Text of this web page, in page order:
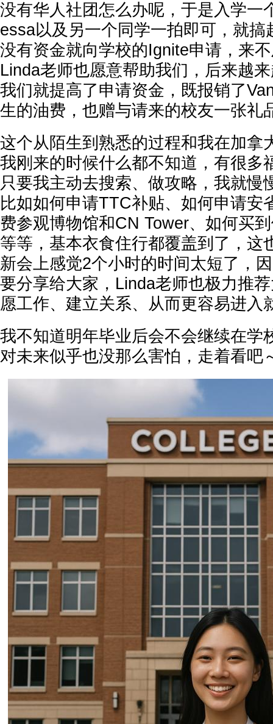
没有华人社团怎么办呢，于是入学一
essa以及另一个同学一拍即可，就搞
没有资金就向学校的Ignite申请，来
Linda老师也愿意帮助我们，后来越
我们就提高了申请资金，既报销了
生的油费，也赠与请来的校友一张礼
这个从陌生到熟悉的过程和我在加拿
我刚来的时候什么都不知道，有很多
只要我主动去搜索、做攻略，我就慢
比如如何申请TTC补贴、如何申请安
费参观博物馆和CN Tower、如何买
等等，基本衣食住行都覆盖到了，这
新会上感觉2个小时的时间太短了，
要分享给大家，Linda老师也极力推
愿工作、建立关系、从而更容易进入
我不知道明年毕业后会不会继续在学
对未来似乎也没那么害怕，走着看吧